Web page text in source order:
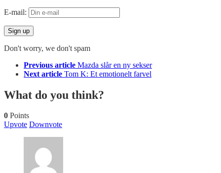
E-mail:
Don't worry, we don't spam
more
Previous article Mazda slår en ny sekser
Next article Tom K: Et emotionelt farvel
What do you think?
0 Points
Upvote Downvote